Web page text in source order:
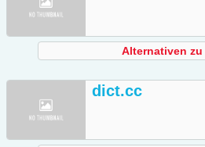
Alternativen
dict.cc